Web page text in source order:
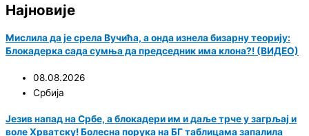
Најновије
Мислила да је срела Вучића, а онда изнела бизарну теорију:
Блокадерка сада сумња да председник има клона?! (ВИДЕО)
08.08.2026
Србија
Језив напад на Србе, а блокадери им и даље трче у загрљај и
воле Хрватску! Болесна порука на БГ таблицама запалила